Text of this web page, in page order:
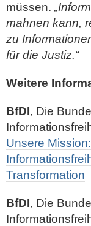
müssen.
mahnen kann,
zu
für die Justiz.“
Weitere
BfDI, Die
Unsere
Transformation
BfDI, Die